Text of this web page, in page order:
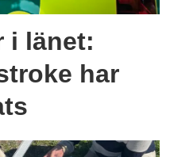
i länet:
har